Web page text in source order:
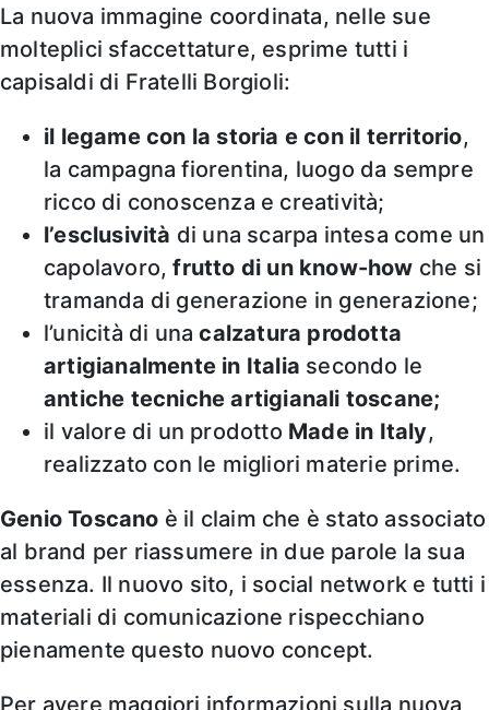
La nuova immagine coordinata, nelle sue
molteplici sfaccettature, esprime tutti i
capisaldi di Fratelli Borgioli:
il legame con la storia e con il territorio,
la campagna fiorentina, luogo da sempre
ricco di conoscenza e creatività;
l’esclusività di una scarpa intesa come un
capolavoro,frutto di un know-how che si
tramanda di generazione in generazione;
l’unicità di unacalzatura prodotta
artigianalmente in Italia secondo le
antiche tecniche artigianali toscane;
il valore di un prodotto Made in Italy,
realizzato con le migliori materie prime.
Genio Toscano è il claim che è stato associato
al brand per riassumere in due parole la sua
essenza. Il nuovo sito, i social network e tutti i
materiali di comunicazione rispecchiano
pienamente questo nuovo concept.